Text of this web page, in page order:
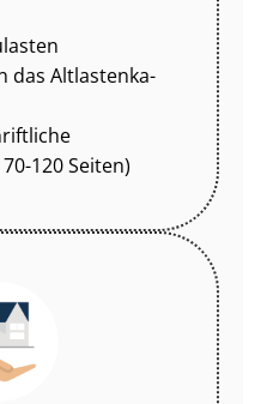
das Alt­las­ten­ka­
120 Seiten)